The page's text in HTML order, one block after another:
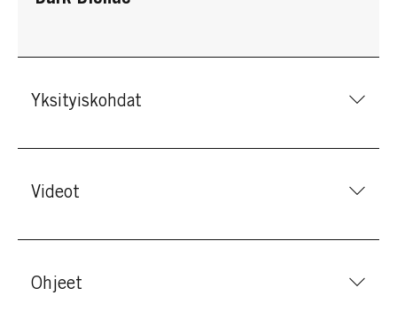
Yksityiskohdat
Videot
Ohjeet